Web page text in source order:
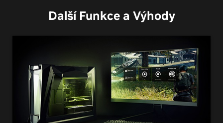
Další Funkce a Výhody